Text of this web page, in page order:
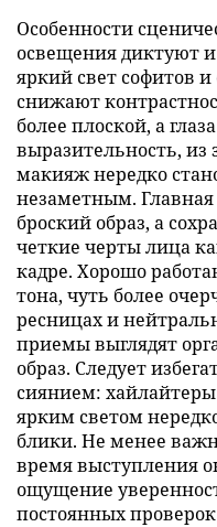
Особенности
освещения диктуют
яркий свет софитов
снижают
более плоской, а
выразительность,
макияж нередко
незаметным. Главная
броский образ, а
четкие черты лица
кадре. Хорошо
тона, чуть более
ресницах и
приемы выглядят
образ. Следует
сиянием:
ярким светом
блики. Не менее
время выступления
ощущение
постоянных